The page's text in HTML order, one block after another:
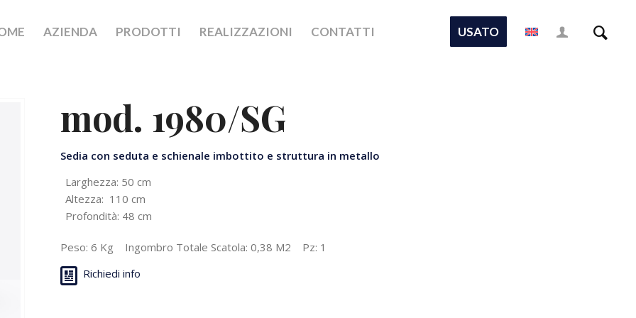
AZIENDA PRODOTTI REALIZZAZIONI CONTATTI USATO
mod. 1980/SG
Sedia con seduta e schienale imbottito e struttura in metallo
Larghezza: 50 cm
Altezza: 110 cm
Profondità: 48 cm
Peso: 6 Kg Ingombro Totale Scatola: 0,38 M2 Pz: 1
Richiedi info